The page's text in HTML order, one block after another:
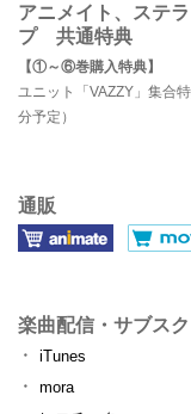
アニメイト、ステ
プ 共通特典
【①～⑥巻購入特典】
ユニット「VAZZY」集合
分予定）
通販
楽曲配信・サブスク
iTunes
mora